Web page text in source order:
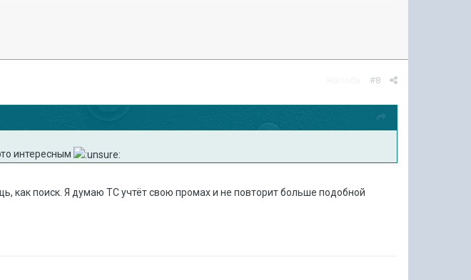
#8
интересным
как поиск. Я думаю ТС учтёт свою промах и не повторит больше подобной